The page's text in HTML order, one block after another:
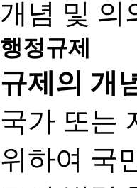
개념 및 의
행정규제
규제의 개
국가 또는
위하여 국